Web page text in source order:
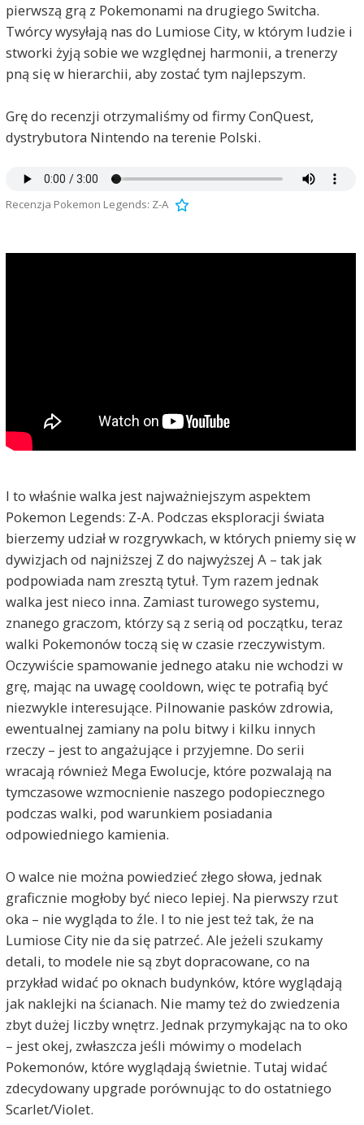
pierwszą grą z Pokemonami na drugiego Switcha.
Twórcy wysyłają nas do Lumiose City, w którym ludzie i
stworki żyją sobie we względnej harmonii, a trenerzy
pną się w hierarchii, aby zostać tym najlepszym.
Grę do recenzji otrzymaliśmy od firmy ConQuest,
dystrybutora Nintendo na terenie Polski.
Recenzja Pokemon Legends: Z-A
I to właśnie walka jest najważniejszym aspektem
Pokemon Legends: Z-A. Podczas eksploracji świata
bierzemy udział w rozgrywkach, w których pniemy się w
dywizjach od najniższej Z do najwyższej A – tak jak
podpowiada nam zresztą tytuł. Tym razem jednak
walka jest nieco inna. Zamiast turowego systemu,
znanego graczom, którzy są z serią od początku, teraz
walki Pokemonów toczą się w czasie rzeczywistym.
Oczywiście spamowanie jednego ataku nie wchodzi w
grę, mając na uwagę cooldown, więc te potrafią być
niezwykle interesujące. Pilnowanie pasków zdrowia,
ewentualnej zamiany na polu bitwy i kilku innych
rzeczy – jest to angażujące i przyjemne. Do serii
wracają również Mega Ewolucje, które pozwalają na
tymczasowe wzmocnienie naszego podopiecznego
podczas walki, pod warunkiem posiadania
odpowiedniego kamienia.
O walce nie można powiedzieć złego słowa, jednak
graficznie mogłoby być nieco lepiej. Na pierwszy rzut
oka – nie wygląda to źle. I to nie jest też tak, że na
Lumiose City nie da się patrzeć. Ale jeżeli szukamy
detali, to modele nie są zbyt dopracowane, co na
przykład widać po oknach budynków, które wyglądają
jak naklejki na ścianach. Nie mamy też do zwiedzenia
zbyt dużej liczby wnętrz. Jednak przymykając na to oko
– jest okej, zwłaszcza jeśli mówimy o modelach
Pokemonów, które wyglądają świetnie. Tutaj widać
zdecydowany upgrade porównując to do ostatniego
Scarlet/Violet.